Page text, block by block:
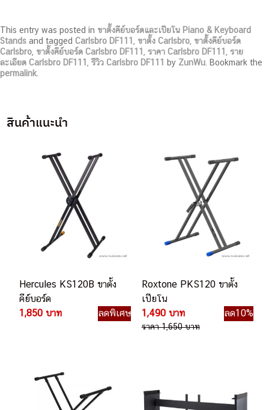
This entry was posted in ขาตั้งคีย์บอร์ดและเปียโน Piano & Keyboard
Stands and tagged Carlsbro DF111 ขาตั้ง Carlsbro ขาตั้งคีย์บอร์ด
Carlsbro ขาตั้งคีย์บอร์ด Carlsbro DF111 ราคา Carlsbro DF111
ราย
ละเอียด Carlsbro DF111
,รีวิว Carlsbro DF111 by ZunWu . Bookmark the
permalink
สินค้าแนะนำ
Hercules KS120B ขาตั้ง
คีย์บอร์ด
1,850 บาท
ลดพิเศษ
Roxtone PKS120 ขาตั้ง
เปียโน
1,490 บาท
ลด10%
ราคา 1,650 บาท